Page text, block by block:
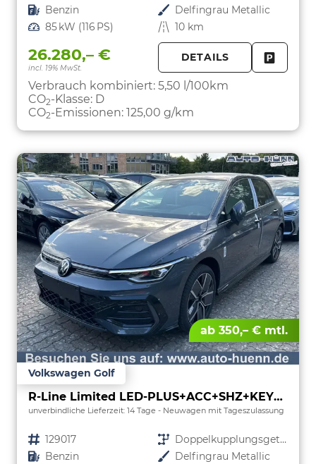
Kraftstoff Benzin Außenfarbe Delfingrau Metallic
Leistung 85 kW (116 PS) Kilometerstand 10 km
26.280,– €
incl. 19% MwSt.
DETAILS
Verbrauch kombiniert: 5,50 l/100km
CO2-Klasse: D
CO2-Emissionen: 125,00 g/km
ab 350,– € mtl.
Volkswagen Golf
R-Line Limited LED-PLUS+ACC+SHZ+KEYLESS+KAMERA+18" ALU
unverbindliche Lieferzeit: 14 Tage Neuwagen mit Tageszulassung
Fahrzeugnr. 129017 Getriebe
Doppelkupplungsgetriebe (DSG)
Kraftstoff Benzin Außenfarbe Delfingrau Metallic